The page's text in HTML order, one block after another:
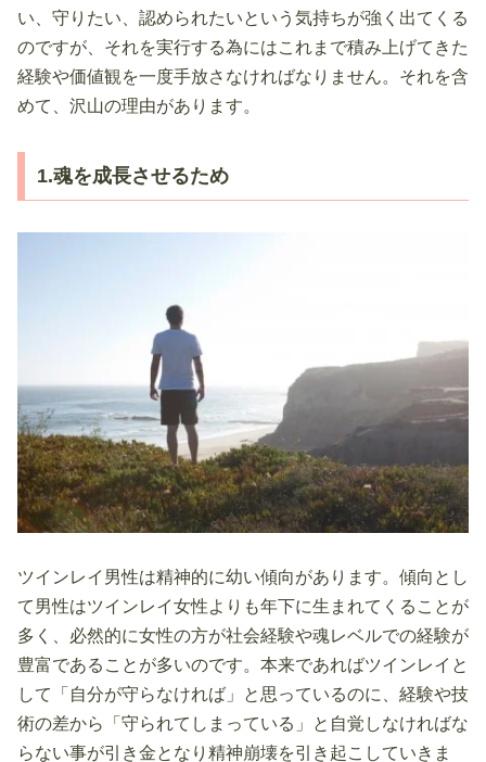
い、守りたい、認められたいという気持ちが強く出てくる
のですが、それを実行する為にはこれまで積み上げてきた
経験や価値観を一度手放さなければなりません。それを含
めて、沢山の理由があります。
1.魂を成長させるため
ツインレイ男性は精神的に幼い傾向があります。傾向とし
て男性はツインレイ女性よりも年下に生まれてくることが
多く、必然的に女性の方が社会経験や魂レベルでの経験が
豊富であることが多いのです。本来であればツインレイと
して「自分が守らなければ」と思っているのに、経験や技
術の差から「守られてしまっている」と自覚しなければな
らない事が引き金となり精神崩壊を引き起こしていきま